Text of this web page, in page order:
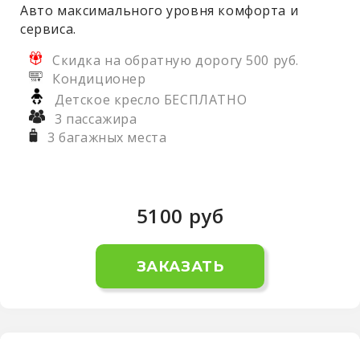
Авто максимального уровня комфорта и
сервиса.
Скидка на обратную дорогу 500 руб.
Кондиционер
Детское кресло БЕСПЛАТНО
3 пассажира
3 багажных места
5100 руб
ЗАКАЗАТЬ